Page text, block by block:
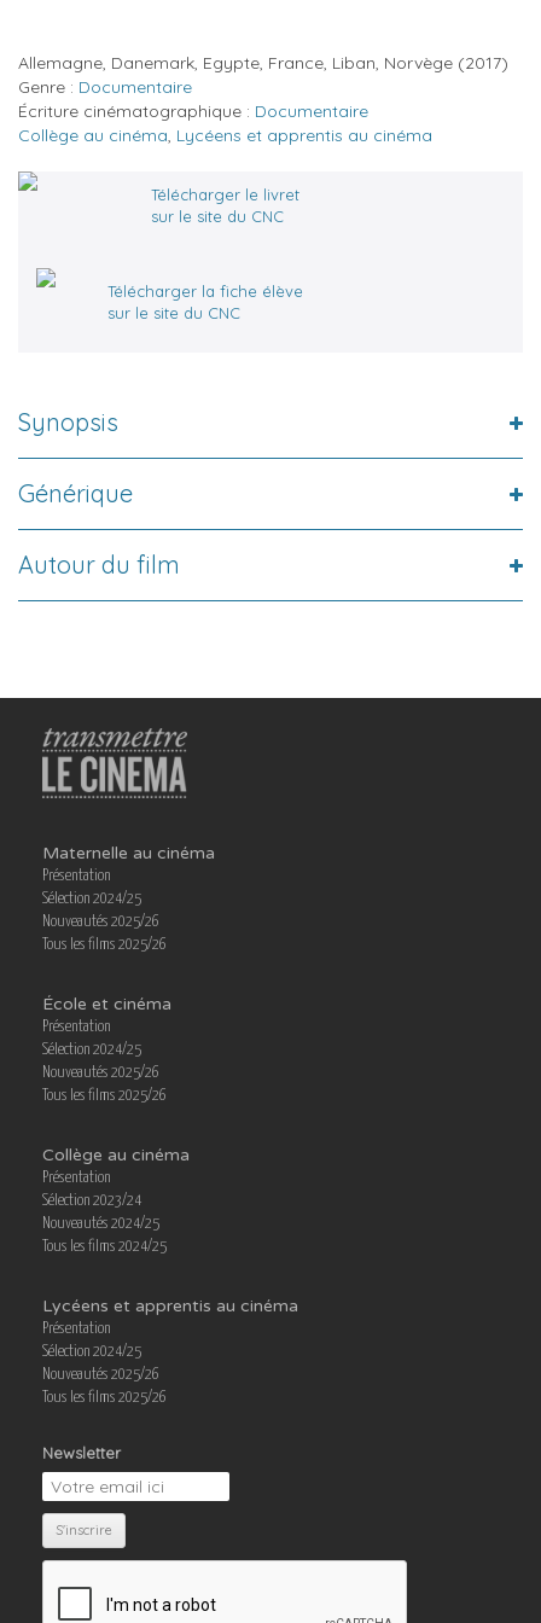
Allemagne, Danemark, Egypte, France, Liban, Norvège (2017)
Genre : Documentaire
Écriture cinématographique : Documentaire
Collège au cinéma, Lycéens et apprentis au cinéma
Télécharger le livret
sur le site du CNC
Télécharger la fiche élève
sur le site du CNC
Synopsis
Générique
Autour du film
Maternelle au cinéma
Présentation
Sélection 2024/25
Nouveautés 2025/26
Tous les films 2025/26
École et cinéma
Présentation
Sélection 2024/25
Nouveautés 2025/26
Tous les films 2025/26
Collège au cinéma
Présentation
Sélection 2023/24
Nouveautés 2024/25
Tous les films 2024/25
Lycéens et apprentis au cinéma
Présentation
Sélection 2024/25
Nouveautés 2025/26
Tous les films 2025/26
Newsletter